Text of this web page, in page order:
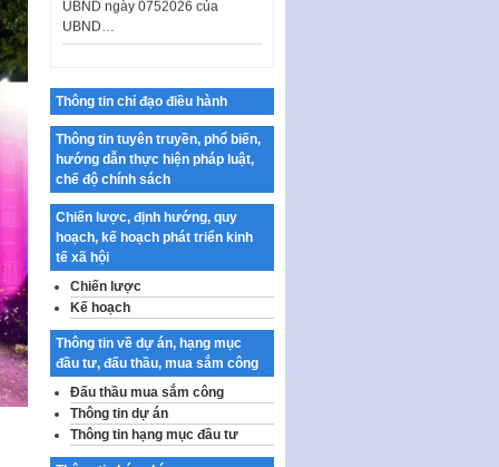
Ban hành Danh mục vị trí khai
thác quảng cáo trên địa bàn
Kế hoạch Tổ chức Cuộc thi
chính luận về bảo vệ nền tảng tư
tưởng của Đảng…
Công bố công khai dự toán kinh
phí xây dựng pháp luật, hoàn
thiện thể chế, chính…
Quy định về nghiên cứu, ứng
dụng khoa học, công nghệ, đổi
mới sáng tạo và chuyển…
Quy định chi tiết và hướng dẫn
thi hành một số điều của Luật Lý
lịch tư…
Sửa đổi, bổ sung một số nội
dung tại Nghị quyết số 30/NQ-
CP ngày 24 tháng 02…
Thông tin chỉ đạo điều hành
Thông tin tuyên truyền, phổ biến,
hướng dẫn thực hiện pháp luật,
chế độ chính sách
Chiến lược, định hướng, quy
hoạch, kế hoạch phát triển kinh
tế xã hội
Chiến lược
Kế hoạch
Thông tin về dự án, hạng mục
đầu tư, đấu thầu, mua sắm công
Đấu thầu mua sắm công
Thông tin dự án
Thông tin hạng mục đầu tư